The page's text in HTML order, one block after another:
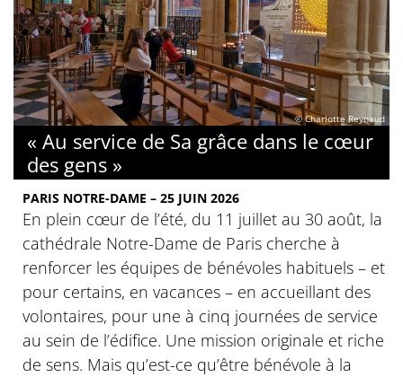
© Charlotte Reynaud
« Au service de Sa grâce dans le cœur
des gens »
PARIS NOTRE-DAME – 25 JUIN 2026
En plein cœur de l’été, du 11 juillet au 30 août, la
cathédrale Notre-Dame de Paris cherche à
renforcer les équipes de bénévoles habituels – et
pour certains, en vacances – en accueillant des
volontaires, pour une à cinq journées de service
au sein de l’édifice. Une mission originale et riche
de sens. Mais qu’est-ce qu’être bénévole à la